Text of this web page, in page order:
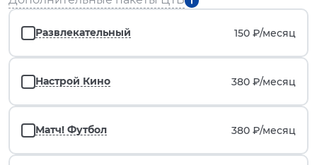
Развлекательный 150 ₽/месяц
Настрой Кино 380 ₽/месяц
Матч! Футбол 380 ₽/месяц